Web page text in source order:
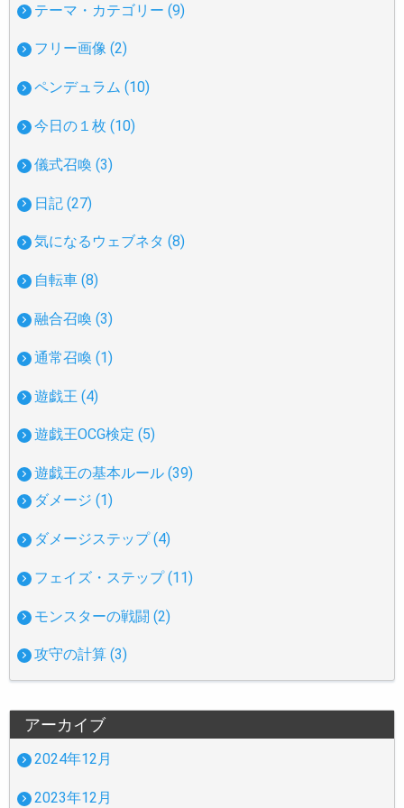
テーマ・カテゴリー (9)
フリー画像 (2)
ペンデュラム (10)
今日の１枚 (10)
儀式召喚 (3)
日記 (27)
気になるウェブネタ (8)
自転車 (8)
融合召喚 (3)
通常召喚 (1)
遊戯王 (4)
遊戯王OCG検定 (5)
遊戯王の基本ルール (39)
ダメージ (1)
ダメージステップ (4)
フェイズ・ステップ (11)
モンスターの戦闘 (2)
攻守の計算 (3)
アーカイブ
2024年12月
2023年12月